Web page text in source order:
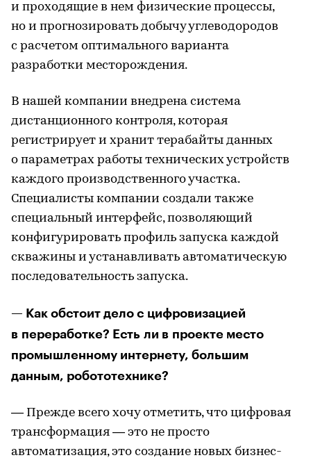
и проходящие в нем физические процессы,
но и прогнозировать добычу углеводородов
с расчетом оптимального варианта
разработки месторождения.
В нашей компании внедрена система
дистанционного контроля, которая
регистрирует и хранит терабайты данных
о параметрах работы технических устройств
каждого производственного участка.
Специалисты компании создали также
специальный интерфейс, позволяющий
конфигурировать профиль запуска каждой
скважины и устанавливать автоматическую
последовательность запуска.
— Как обстоит дело с цифровизацией
в переработке? Есть ли в проекте место
промышленному интернету, большим
данным, робототехнике?
— Прежде всего хочу отметить, что цифровая
трансформация — это не просто
автоматизация, это создание новых бизнес-